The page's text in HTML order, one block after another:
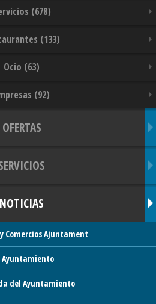
(678)
(133)
Ocio (63)
(92)
OFERTAS
NOTICIAS
Comercios Ajuntament
Ayuntamiento
del Ayuntamiento